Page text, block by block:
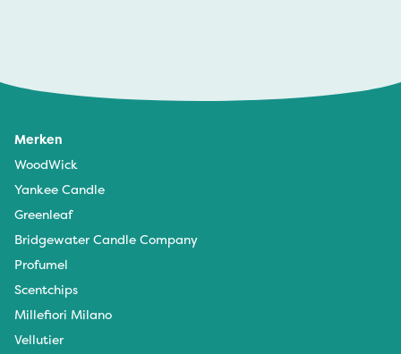
Merken
WoodWick
Yankee Candle
Greenleaf
Bridgewater Candle Company
Profumel
Scentchips
Millefiori Milano
Vellutier